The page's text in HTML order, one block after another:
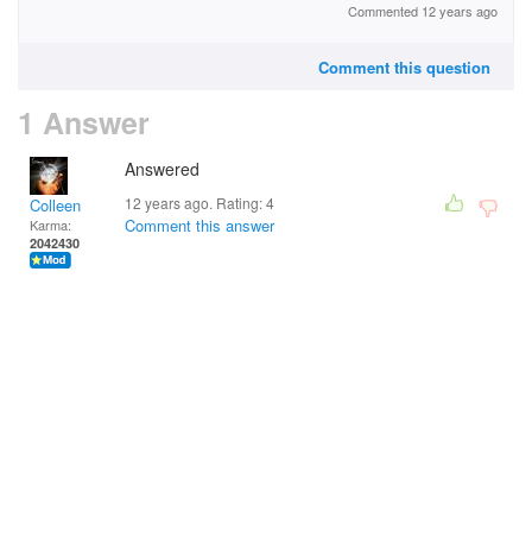
Commented 12 years ago
Comment this question
1 Answer
Colleen
Karma:
2042430
Answered
12 years ago. Rating:4
Comment this answer